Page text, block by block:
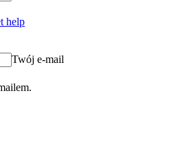
help
Twój e-mail